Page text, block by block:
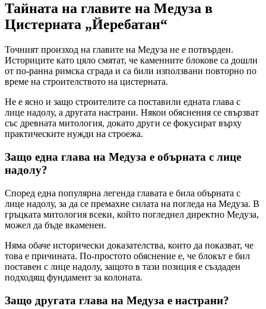
Тайната на главите на Медуза в
Цистерната „Йеребатан“
Точният произход на главите на Медуза не е потвърден.
Историците като цяло смятат, че каменните блокове са дошли
от по-ранна римска сграда и са били използвани повторно по
време на строителството на цистерната.
Не е ясно и защо строителите са поставили едната глава с
лице надолу, а другата настрани. Някои обяснения се свързват
със древната митология, докато други се фокусират върху
практическите нужди на строежа.
Защо една глава на Медуза е обърната с лице
надолу?
Според една популярна легенда главата е била обърната с
лице надолу, за да се премахне силата на погледа на Медуза. В
гръцката митология всеки, който погледнел директно Медуза,
можел да бъде вкаменен.
Няма обаче исторически доказателства, които да показват, че
това е причината. По-простото обяснение е, че блокът е бил
поставен с лице надолу, защото в тази позиция е създаден
подходящ фундамент за колоната.
Защо другата глава на Медуза е настрани?